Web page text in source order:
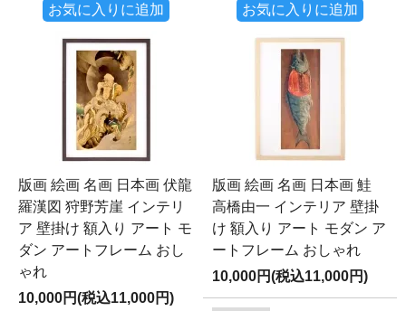
お気に入りに追加 お気に入りに追加
版画 絵画 名画 日本画 伏龍
羅漢図 狩野芳崖 インテリ
ア 壁掛け 額入り アート モ
ダン アートフレーム おし
ゃれ
10,000円(税込11,000円)
版画 絵画 名画 日本画 鮭
高橋由一 インテリア 壁掛
け 額入り アート モダン ア
ートフレーム おしゃれ
10,000円(税込11,000円)